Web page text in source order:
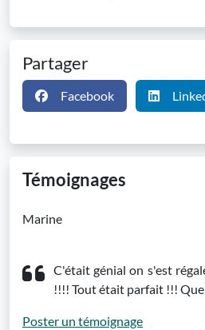
Partager
Facebook
Témoignages
Marine
C'était génial on s'est
!!!! Tout était parfait !!!
Poster un témoignage